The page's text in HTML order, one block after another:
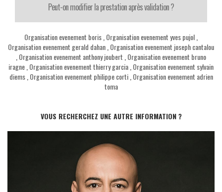
Peut-on modifier la prestation après validation ?
Organisation evenement boris Organisation evenement yves pujol
Organisation evenement gerald dahan Organisation evenement joseph cantalou
Organisation evenement anthony joubert Organisation evenement bruno
iragne Organisation evenement thierry garcia Organisation evenement sylvain
diems, Organisation evenement philippe corti, Organisation evenement adrien
toma
VOUS RECHERCHEZ UNE AUTRE INFORMATION ?